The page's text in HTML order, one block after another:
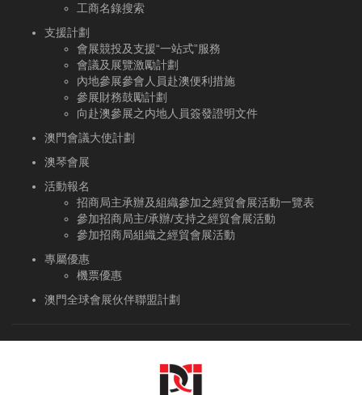
工商名錄搜索
支援計劃
會展競投及支援“一站式”服務
會議及展覽激勵計劃
內地參展參會人員赴澳便利措施
參展財務鼓勵計劃
向赴澳參展之内地人員簽發證明文件
澳門會議大使計劃
澳琴會展
活動報名
招商局主承辦及組織參加之經貿會展活動一覽表
參加招商局主/承辦/支持之經貿會展活動
參加招商局組織之經貿會展活動
專屬優惠
機票優惠
澳門全球會展伙伴聯盟計劃